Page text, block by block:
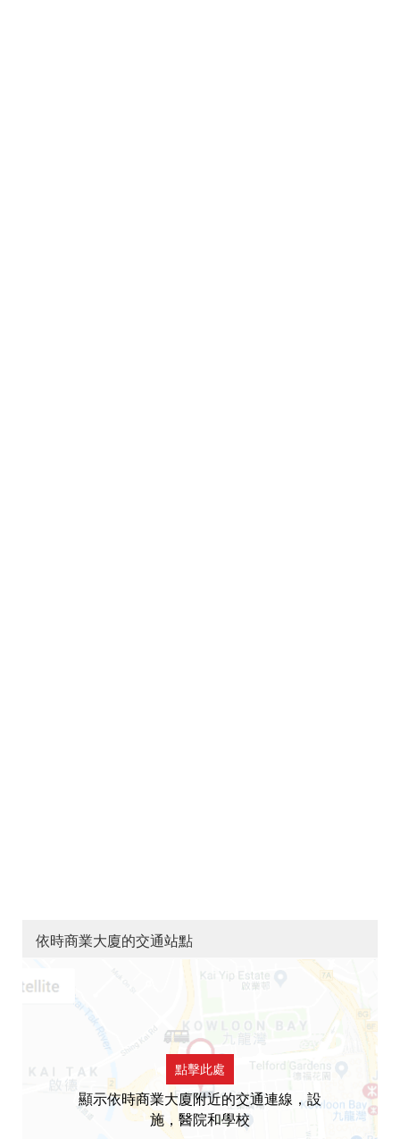
依時商業大廈的交通站點
點擊此處
顯示依時商業大廈附近的交通連線，設
施，醫院和學校